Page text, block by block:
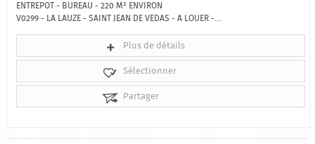
ENTREPOT - BUREAU - 220 M² ENVIRON
V0299 - LA LAUZE - SAINT JEAN DE VEDAS - A LOUER -...
Plus de détails
Sélectionner
Partager